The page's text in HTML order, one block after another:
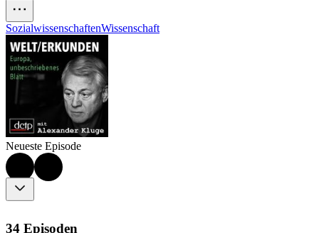
SozialwissenschaftenWissenschaft
Neueste Episode
34 Episoden